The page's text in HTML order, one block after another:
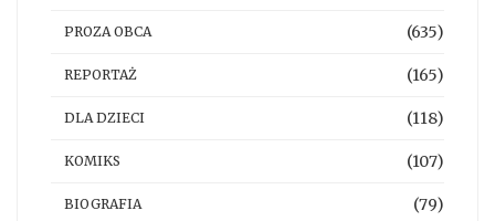
PROZA OBCA (635)
REPORTAŻ (165)
DLA DZIECI (118)
KOMIKS (107)
BIOGRAFIA (79)